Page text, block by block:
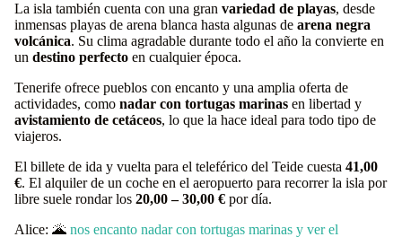
La isla también cuenta con una gran variedad de playas, desde
inmensas playas de arena blanca hasta algunas de arena negra
volcánica. Su clima agradable durante todo el año la convierte en
un destino perfecto en cualquier época.
Tenerife ofrece pueblos con encanto y una amplia oferta de
actividades, como nadar con tortugas marinas en libertad y
avistamiento de cetáceos, lo que la hace ideal para todo tipo de
viajeros.
El billete de ida y vuelta para el teleférico del Teide cuesta 41,00
€. El alquiler de un coche en el aeropuerto para recorrer la isla por
libre suele rondar los 20,00 – 30,00 € por día.
Alice: 🌋 nos encanto nadar con tortugas marinas y ver el